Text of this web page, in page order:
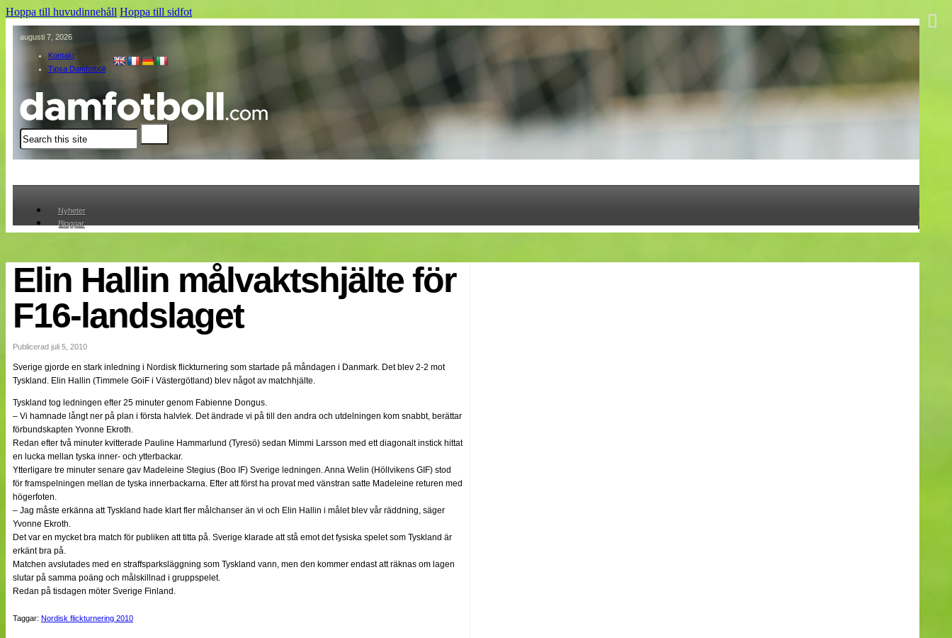
Hoppa till huvudinnehåll Hoppa till sidfot
augusti 7, 2026
Kontakt
Tipsa Damfotboll
Sök
Nyheter
Bloggar
Cuper
Medlemmar
Medlemsbilder
Om oss
NÄTverket
Nyheter
Bloggar
Lagen
Webb-TV
Cuper
Medlemmar
Medlemsbilder
Till klubbkassan
Om oss
NÄTverket
Split vision
Elin Hallin målvaktshjälte för
F16-landslaget
Publicerad juli 5, 2010
Sverige gjorde en stark inledning i Nordisk flickturnering som startade på måndagen i Danmark. Det blev 2-2 mot
Tyskland. Elin Hallin (Timmele GoiF i Västergötland) blev något av matchhjälte.
Tyskland tog ledningen efter 25 minuter genom Fabienne Dongus.
– Vi hamnade långt ner på plan i första halvlek. Det ändrade vi på till den andra och utdelningen kom snabbt, berättar
förbundskapten Yvonne Ekroth.
Redan efter två minuter kvitterade Pauline Hammarlund (Tyresö) sedan Mimmi Larsson med ett diagonalt instick hittat
en lucka mellan tyska inner- och ytterbackar.
Ytterligare tre minuter senare gav Madeleine Stegius (Boo IF) Sverige ledningen. Anna Welin (Höllvikens GIF) stod
för framspelningen mellan de tyska innerbackarna. Efter att först ha provat med vänstran satte Madeleine returen med
högerfoten.
– Jag måste erkänna att Tyskland hade klart fler målchanser än vi och Elin Hallin i målet blev vår räddning, säger
Yvonne Ekroth.
Det var en mycket bra match för publiken att titta på. Sverige klarade att stå emot det fysiska spelet som Tyskland är
erkänt bra på.
Matchen avslutades med en straffsparksläggning som Tyskland vann, men den kommer endast att räknas om lagen
slutar på samma poäng och målskillnad i gruppspelet.
Redan på tisdagen möter Sverige Finland.
Taggar: Nordisk flickturnering 2010